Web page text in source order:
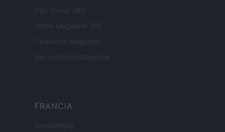
Day Travel 365
Home Magazine 365
Cineverse Magazine
SecondHomeMagazine
FRANCIA
InvestirMag